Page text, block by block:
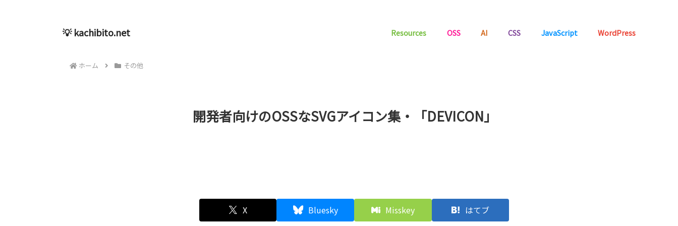
💡 kachibito.net Resources OSS AI CSS JavaScript WordPress
ホーム その他
開発者向けのOSSなSVGアイコン集・「DEVICON」
X Bluesky Misskey はてブ